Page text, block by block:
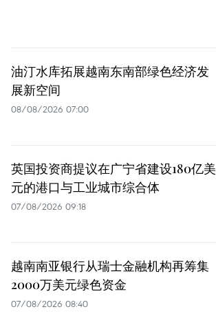
油汀水库拓展越南东南部绿色经济发
展新空间
08/08/2026 07:00
英国投资商提议在广宁省建设180亿美
元的港口与工业城市综合体
07/08/2026 09:18
越南南亚银行从瑞士金融机构再筹集
2000万美元绿色资金
07/08/2026 08:40